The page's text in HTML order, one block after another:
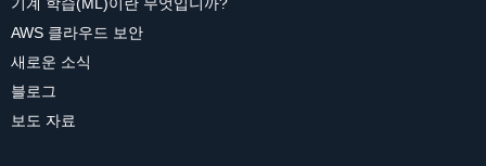
AWS 클라우드 보안
새로운 소식
블로그
보도 자료